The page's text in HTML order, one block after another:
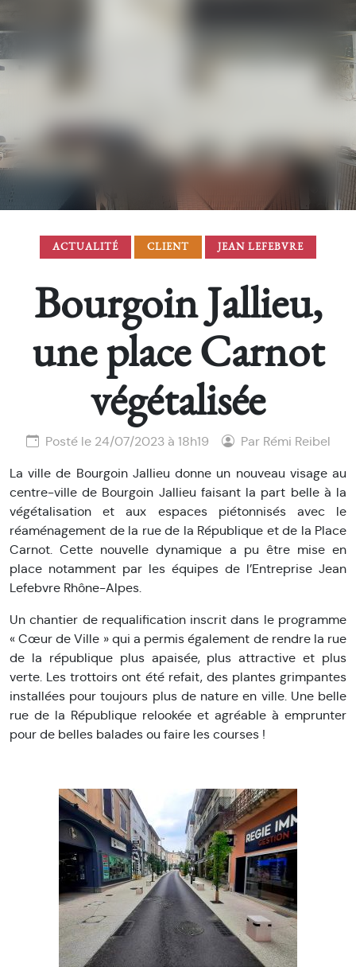
ACTUALITÉ CLIENT JEAN LEFEBVRE
Bourgoin Jallieu,
une place Carnot
végétalisée
Posté le 24/07/2023 à 18h19 Par Rémi Reibel
La ville de Bourgoin Jallieu donne un nouveau visage au
centre-ville de Bourgoin Jallieu faisant la part belle à la
végétalisation et aux espaces piétonnisés avec le
réaménagement de la rue de la République et de la Place
Carnot. Cette nouvelle dynamique a pu être mise en
place notamment par les équipes de l’Entreprise Jean
Lefebvre Rhône-Alpes.
Un chantier de requalification inscrit dans le programme
« Cœur de Ville » qui a permis également de rendre la rue
de la république plus apaisée, plus attractive et plus
verte. Les trottoirs ont été refait, des plantes grimpantes
installées pour toujours plus de nature en ville. Une belle
rue de la République relookée et agréable à emprunter
pour de belles balades ou faire les courses !